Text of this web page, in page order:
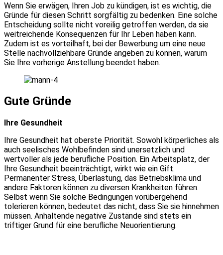
Wenn Sie erwägen, Ihren Job zu kündigen, ist es wichtig, die
Gründe für diesen Schritt sorgfältig zu bedenken. Eine solche
Entscheidung sollte nicht voreilig getroffen werden, da sie
weitreichende Konsequenzen für Ihr Leben haben kann.
Zudem ist es vorteilhaft, bei der Bewerbung um eine neue
Stelle nachvollziehbare Gründe angeben zu können, warum
Sie Ihre vorherige Anstellung beendet haben.
Gute Gründe
Ihre Gesundheit
Ihre Gesundheit hat oberste Priorität. Sowohl körperliches als
auch seelisches Wohlbefinden sind unersetzlich und
wertvoller als jede berufliche Position. Ein Arbeitsplatz, der
Ihre Gesundheit beeinträchtigt, wirkt wie ein Gift.
Permanenter Stress, Überlastung, das Betriebsklima und
andere Faktoren können zu diversen Krankheiten führen.
Selbst wenn Sie solche Bedingungen vorübergehend
tolerieren können, bedeutet das nicht, dass Sie sie hinnehmen
müssen. Anhaltende negative Zustände sind stets ein
triftiger Grund für eine berufliche Neuorientierung.